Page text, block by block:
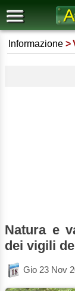
Informazione
Natura e
dei vigili
Gio 23 Nov